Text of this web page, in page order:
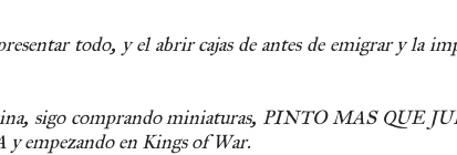
todo, y el abrir cajas de antes de emigrar y la
sigo comprando miniaturas, PINTO MAS QUE
empezando en Kings of War.